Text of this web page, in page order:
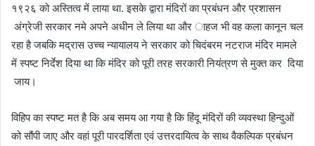
१९२६ को अस्तित्व में लाया था. इसके द्वारा मंदिरों का प्रबंधन और प्रशासन
अंग्रेजी सरकार नमे अपने अधीन ले लिया था और ाहज भी वह कला कानून चल
रहा है जबकि मद्रास उच्च न्यायालय ने सरकार को चिदंबरम नटराज मंदिर मामले
में स्पष्ट निर्देश दिया था कि मंदिर को पूरी तरह सरकारी नियंत्रण से मुक्त कर दिया
जाय।
विहिप का स्पष्ट मत है कि अब समय आ गया है कि हिंदू मंदिरों की व्यवस्था हिन्दुओं
को सौंपी जाए और वहां पूरी पारदर्शिता एवं उत्तरदायित्व के साथ वैकल्पिक प्रबंधन